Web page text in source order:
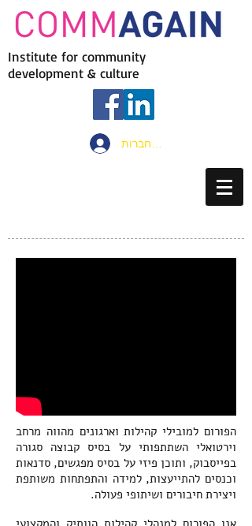
Institute for community
development & culture
להתחברות
הפורום למובילי קהילות וארגונים מהווה מרחב
וירטואלי השתתפותי על בסיס קבוצה סגורה
בפייסבוק, ותוכן פיזי על בסיס מפגשים, סדנאות
וכנסים להתייעצות, למידה והתפתחות משותפת
ויצירת חיבורים ושיתופי פעולה.